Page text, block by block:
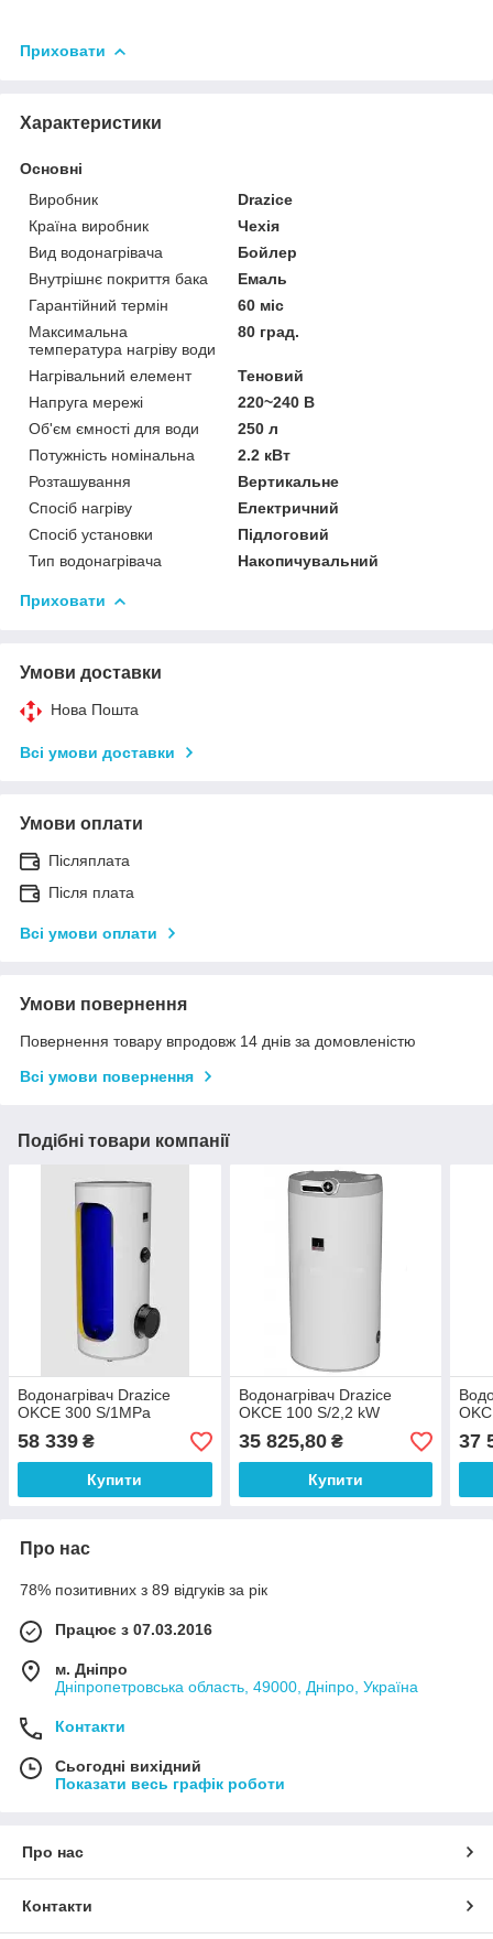
Приховати
Характеристики
Основні
Виробник
Drazice
Країна виробник
Чехія
Вид водонагрівача
Бойлер
Внутрішнє покриття бака
Емаль
Гарантійний термін
60 міс
Максимальна
температура нагріву води
80 град.
Нагрівальний елемент
Теновий
Напруга мережі
220~240 В
Об'єм ємності для води
250 л
Потужність номінальна
2.2 кВт
Розташування
Вертикальне
Спосіб нагріву
Електричний
Спосіб установки
Підлоговий
Тип водонагрівача
Накопичувальний
Приховати
Умови доставки
Нова Пошта
Всі умови доставки
Умови оплати
Післяплата
Після плата
Всі умови оплати
Умови повернення
Повернення товару впродовж 14 днів за домовленістю
Всі умови повернення
Подібні товари компанії
Водонагрівач Drazice
OKCE 300 S/1MPa
58 339 ₴
Купити
Водонагрівач Drazice
OKCE 100 S/2,2 kW
35 825,80₴
Купити
37
Про нас
78% позитивних з 89 відгуків за рік
Працює з 07.03.2016
м. Дніпро
Дніпропетровська область, 49000, Дніпро, Україна
Контакти
Сьогодні вихідний
Показати весь графік роботи
Про нас
Контакти